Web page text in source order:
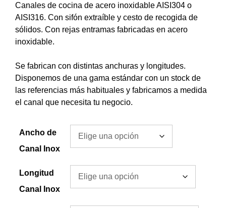
Canales de cocina de acero inoxidable AISI304 o
AISI316. Con sifón extraíble y cesto de recogida de
sólidos. Con rejas entramas fabricadas en acero
inoxidable.
Se fabrican con distintas anchuras y longitudes.
Disponemos de una gama estándar con un stock de
las referencias más habituales y fabricamos a medida
el canal que necesita tu negocio.
Ancho de
Canal Inox
Longitud
Canal Inox